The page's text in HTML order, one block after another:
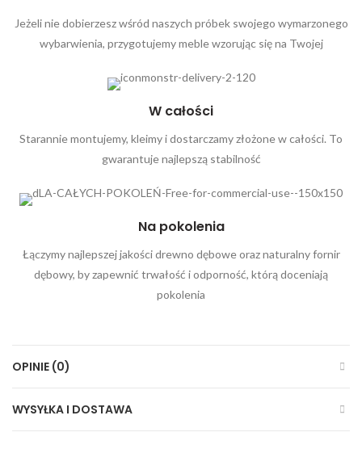
Jeżeli nie dobierzesz wśród naszych próbek swojego wymarzonego
wybarwienia, przygotujemy meble wzorując się na Twojej
W całości
Starannie montujemy, kleimy i dostarczamy złożone w całości. To
gwarantuje najlepszą stabilność
Na pokolenia
Łączymy najlepszej jakości drewno dębowe oraz naturalny fornir
dębowy, by zapewnić trwałość i odporność, którą doceniają
pokolenia
OPINIE (0)
WYSYŁKA I DOSTAWA